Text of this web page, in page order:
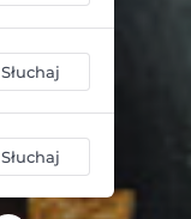
Słuchaj
Słuchaj